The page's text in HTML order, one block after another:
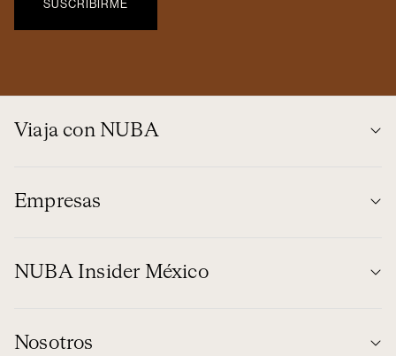
Viaja con NUBA
Empresas
NUBA Insider México
Nosotros